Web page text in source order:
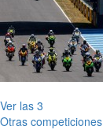
Ver las 3
Otras competiciones